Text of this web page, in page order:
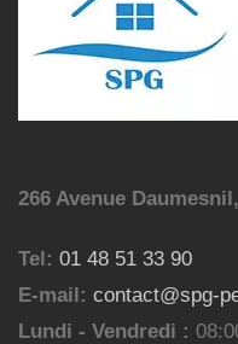
266 Avenue
Tel: 01 48 51 33 90
E-mail: contact@spg-
Lundi - Vendredi :